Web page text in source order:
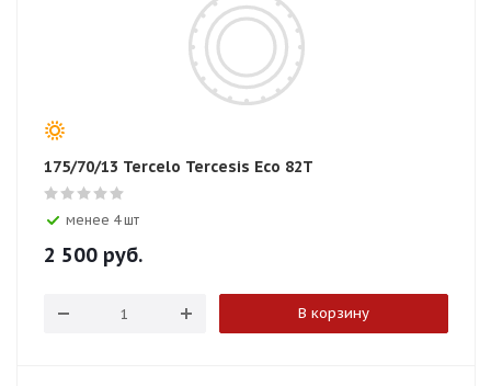
175/70/13 Tercelo Tercesis Eco 82T
менее 4 шт
2 500 руб.
В корзину